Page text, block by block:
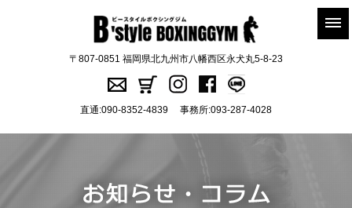
〒807-0851 福岡県北九州市八幡西区永犬丸5-8-23
直通:090-8352-4839 事務所:093-287-4028